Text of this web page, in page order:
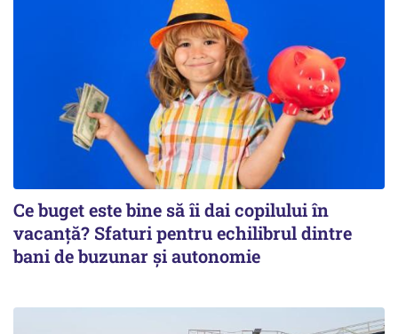
Ce buget este bine să îi dai copilului în
vacanță? Sfaturi pentru echilibrul dintre
bani de buzunar și autonomie